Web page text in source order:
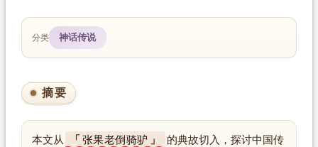
分类 神话传说
摘要
本文从 张果老倒骑驴
的典故切入，探讨中国传